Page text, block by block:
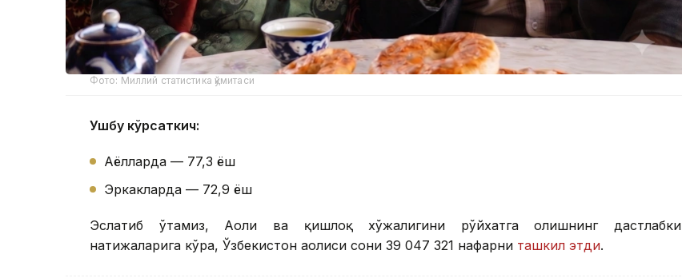
Фото: Миллий статистика қўмитаси
Ушбу кўрсаткич:
Аёлларда — 77,3 ёш
Эркакларда — 72,9 ёш
Эслатиб ўтамиз, Аҳоли ва қишлоқ хўжалигини рўйхатга олишнинг дастлабки
натижаларига кўра, Ўзбекистон аҳолиси сони 39 047 321 нафарни ташкил этди.